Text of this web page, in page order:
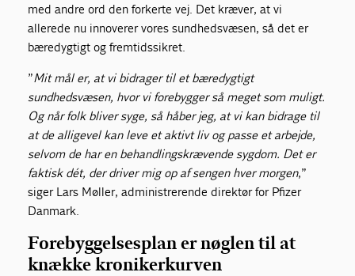
med andre ord den forkerte vej. Det kræver, at vi
allerede nu innoverer vores sundhedsvæsen, så det er
bæredygtigt og fremtidssikret.
”Mit mål er, at vi bidrager til et bæredygtigt
sundhedsvæsen, hvor vi forebygger så meget som muligt.
Og når folk bliver syge, så håber jeg, at vi kan bidrage til
at de alligevel kan leve et aktivt liv og passe et arbejde,
selvom de har en behandlingskrævende sygdom. Det er
faktisk dét, der driver mig op af sengen hver morgen,”
siger Lars Møller, administrerende direktør for Pfizer
Danmark.
Forebyggelsesplan er nøglen til at
knække kronikerkurven